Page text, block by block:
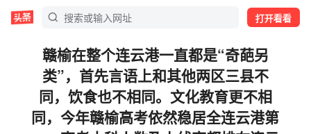
打开看看
赣榆在整个连云港一直都是“奇葩另
类”，首先言语上和其他两区三县不
同，饮食也不相同。文化教育更不相
同，今年赣榆高考依然稳居全连云港第